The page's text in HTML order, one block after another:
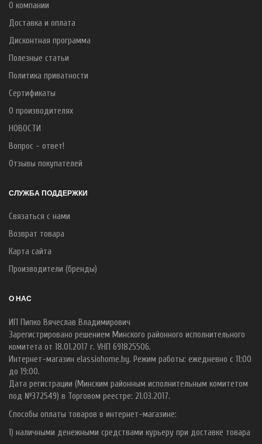
О компании
Доставка и оплата
Дисконтная программа
Полезные статьи
Политика приватности
Сертификаты
О производителях
НОВОСТИ
Вопрос - ответ!
Отзывы покупателей
СЛУЖБА ПОДДЕРЖКИ
Связаться с нами
Возврат товара
Карта сайта
Производители (бренды)
О НАС
ИП Пипко Вячеслав Владимирович
Зарегистрировано решением Минского районного исполнительного
комитета от 18.01.2017 г. УНП 691825506.
Интернет-магазин elassiohome.by. Режим работы: ежедневно с 11:00
до 19:00.
Дата регистрации (Минским районным исполнительным комитетом
под №372549) в Торговом реестре: 21.03.2017.
Способы оплаты товаров в интернет-магазине:
1) наличными денежными средствами курьеру при доставке товара